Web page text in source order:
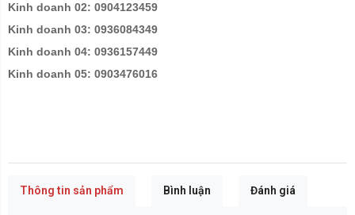
Kinh doanh 02: 0904123459
Kinh doanh 03: 0936084349
Kinh doanh 04: 0936157449
Kinh doanh 05: 0903476016
Thông tin sản phẩm Bình luận Đánh giá